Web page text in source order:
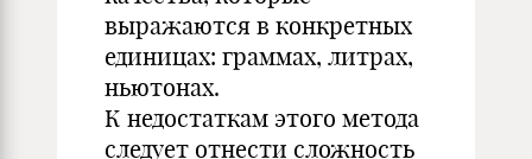
выражаются в конкретных
единицах: граммах, литрах,
ньютонах.
К недостаткам этого метода
следует отнести сложность